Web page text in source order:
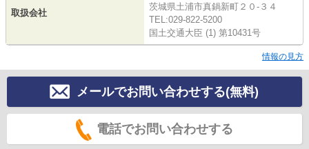
取扱会社
茨城県土浦市真鍋新町２０‐３４
TEL:029-822-5200
国土交通大臣 (1) 第10431号
情報の見方
メールでお問い合わせする(無料)
電話でお問い合わせする